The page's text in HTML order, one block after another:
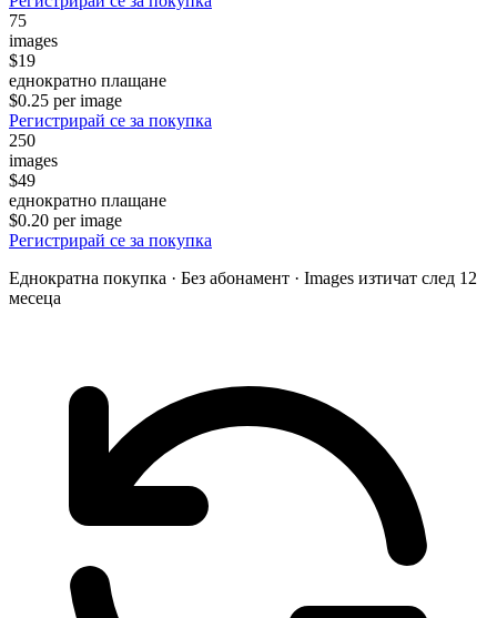
75
images
$19
еднократно плащане
$0.25 per image
Регистрирай се за покупка
250
images
$49
еднократно плащане
$0.20 per image
Регистрирай се за покупка
Еднократна покупка · Без абонамент · Images изтичат след 12
месеца